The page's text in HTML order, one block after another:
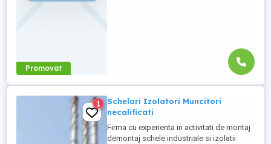
Promovat
1
Schelari Izolatori Muncitori
necalificati
Firma cu experienta in activitati de montaj
demontaj schele industriale si izolatii